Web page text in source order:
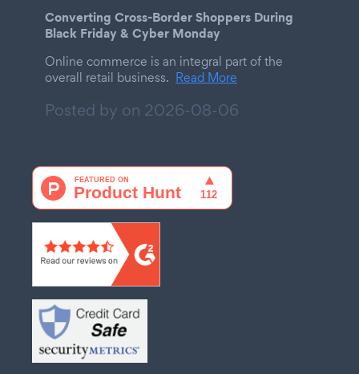
Converting Cross-Border Shoppers During
Black Friday & Cyber Monday
Online commerce is an integral part of the
overall retail business. Read More
Posted by on 2026-08-06